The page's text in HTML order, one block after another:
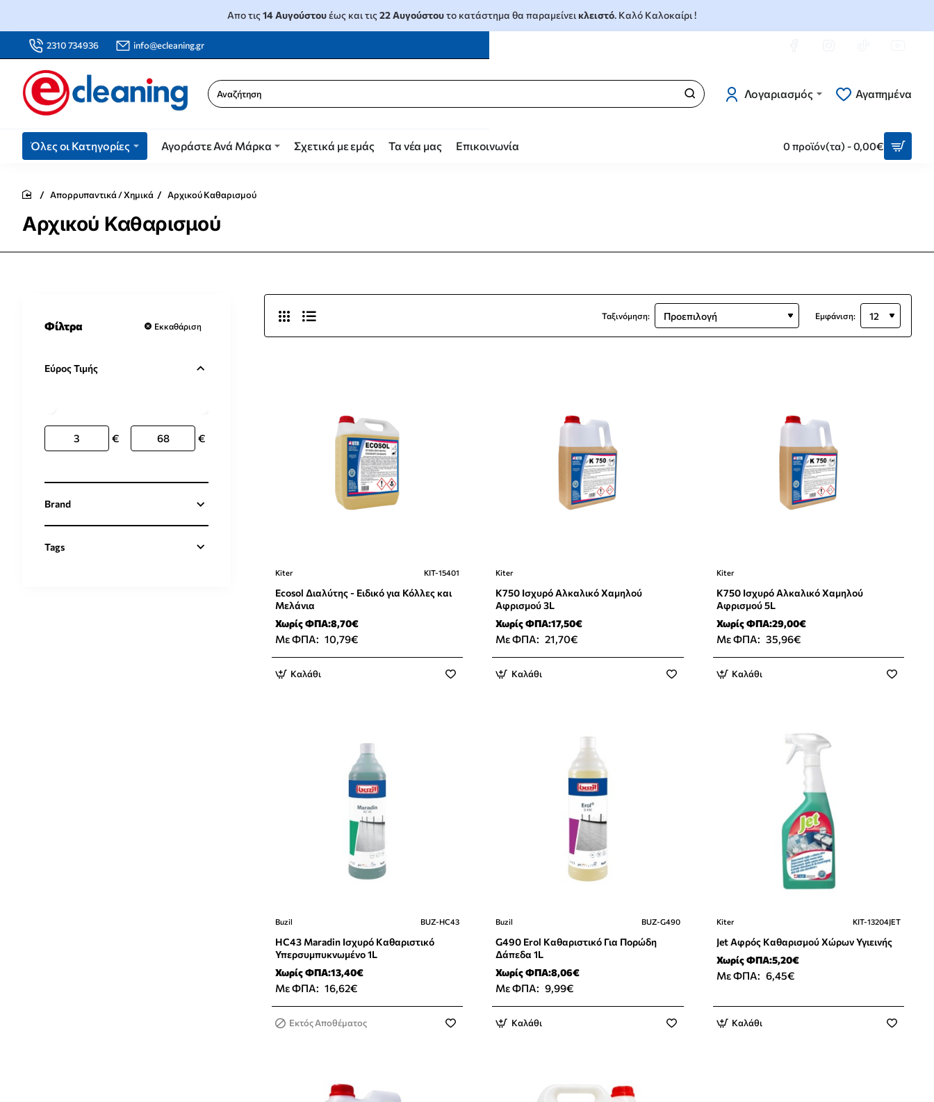
Απο τις14 Αυγούστουέως και τις22 Αυγούστουτο κατάστημα θα παραμείνεικλειστό. Καλό Καλοκαίρι !
2310 734936 info@ecleaning.gr
Αναζήτηση Λογαριασμός Αγαπημένα
Όλες οι Κατηγορίες Αγοράστε Ανά Μάρκα Σχετικά με εμάς Τα νέα μας Επικοινωνία 0 προϊόν(τα) - 0,00€
Αρχικού Καθαρισμού
Απορρυπαντικά / Χημικά Αρχικού Καθαρισμού
Φίλτρα Εκκαθάριση
Εύρος Τιμής
€ €
Brand
Tags
Ταξινόμηση: Εμφάνιση:
Kiter KIT-15401
Ecosol Διαλύτης - Ειδικό για Κόλλες και
Μελάνια
Χωρίς ΦΠΑ:8,70€
Με ΦΠΑ: 10,79€
Καλάθι
Kiter
K750 Ισχυρό Αλκαλικό Χαμηλού
Αφρισμού 3L
Χωρίς ΦΠΑ:17,50€
Με ΦΠΑ: 21,70€
Καλάθι
Kiter
K750 Ισχυρό Αλκαλικό Χαμηλού
Αφρισμού 5L
Χωρίς ΦΠΑ:29,00€
Με ΦΠΑ: 35,96€
Καλάθι
Buzil BUZ-HC43
HC43 Maradin Ισχυρό Καθαριστικό
Υπερσυμπυκνωμένο 1L
Χωρίς ΦΠΑ:13,40€
Με ΦΠΑ: 16,62€
Εκτός Αποθέματος
Buzil BUZ-G490
G490 Erol Καθαριστικό Για Πορώδη
Δάπεδα 1L
Χωρίς ΦΠΑ:8,06€
Με ΦΠΑ: 9,99€
Καλάθι
Νέο Προϊόν
Kiter KIT-13204JET
Jet Αφρός Καθαρισμού Χώρων Υγιεινής
Χωρίς ΦΠΑ:5,20€
Με ΦΠΑ: 6,45€
Καλάθι